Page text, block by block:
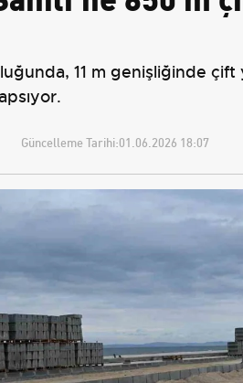
11 m genişliğinde
Güncelleme Tarihi:01.06.2026 18:07